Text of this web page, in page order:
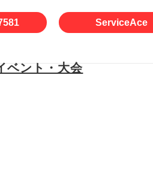
ServiceAce
ベント・大会